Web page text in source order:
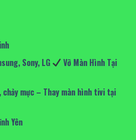
Sony, LG
Vỡ Màn Hình Tại
mực – Thay màn hình tivi tại
Yên